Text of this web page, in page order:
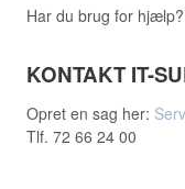
Har du brug for hjælp?
KONTAKT IT-
Opret en sag her:
Tlf. 72 66 24 00